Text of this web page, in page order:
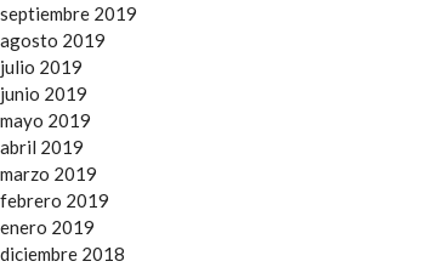
septiembre 2019
agosto 2019
julio 2019
junio 2019
mayo 2019
abril 2019
marzo 2019
febrero 2019
enero 2019
diciembre 2018